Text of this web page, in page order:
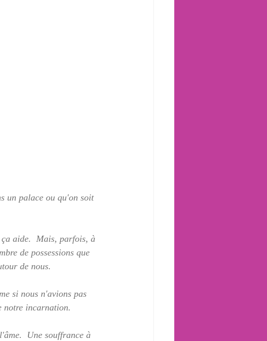
un palace ou qu'on soit
aide.  Mais, parfois, à
de possessions que
de nous.
si nous n'avions pas
notre incarnation.
Une souffrance à